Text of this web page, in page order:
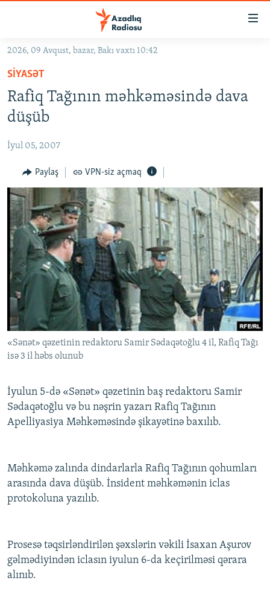
Əsas
qayıt
Əsas
naviqasiyaya
qayıt
Axtarışa
keç
GÜNDƏM
#İZAHLA
KORRUPSIOMETR
#ƏSLINDƏ
FƏRQƏ BAX
QANUNI DOĞRU
ARAŞDIRMA
MULTIMEDIA
VIDEO
FOTOQALEREYA
İNFOQRAFIKA
KARIKATURA
RADIO ARXIV
OXU ZALI
AZƏRBAYCAN ƏDƏBIYYATI KITABXANASI
İSLAM VƏ DEMOKRATIYA
İZ - MƏDƏNIYYƏT PROQRAMI
HAQQIMIZDA
MISSIYAMIZ
PEŞƏ ETIKASI VƏ JURNALISTIKA STANDARTLARIMIZ
MATERIALLARIMIZDAN ISTIFADƏ
AZADLIQRADIOSU MOBIL TELEFONUNUZDA
XƏBƏR BÜLLETENLƏRIMIZ
BIZI IZLƏ
RFE/RL-in bütün saytları
2026, 09 Avqust, bazar, Bakı vaxtı 10:42
SIYASƏT
Rafiq Tağının məhkəməsində dava
düşüb
İyul 05, 2007
Paylaş VPN-siz açmaq
«Sənət» qəzetinin redaktoru Samir Sədaqətoğlu 4 il, Rafiq Tağı
isə 3 il həbs olunub
İyulun 5-də «Sənət» qəzetinin baş redaktoru Samir
Sədaqətoğlu və bu nəşrin yazarı Rafiq Tağının
Apelliyasiya Məhkəməsində şikayətinə baxılıb.
Məhkəmə zalında dindarlarla Rafiq Tağının qohumları
arasında dava düşüb. İnsident məhkəmənin iclas
protokoluna yazılıb.
Prosesə təqsirləndirilən şəxslərin vəkili İsaxan Aşurov
gəlmədiyindən iclasın iyulun 6-da keçirilməsi qərara
alınıb.